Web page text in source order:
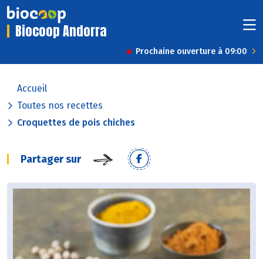
Biocoop Andorra
Prochaine ouverture à 09:00
Accueil
Toutes nos recettes
Croquettes de pois chiches
Partager sur